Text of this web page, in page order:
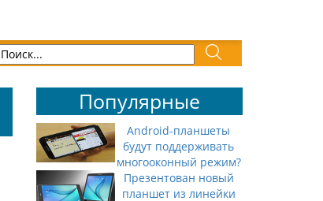
Популярные
Android-планшеты
будут поддерживать
многооконный режим?
Презентован новый
планшет из линейки